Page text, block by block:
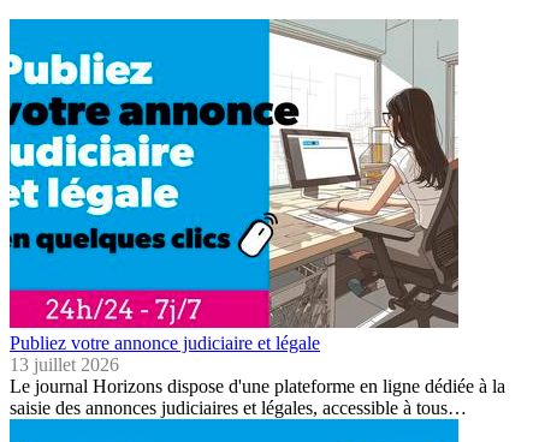
Publiez votre annonce judiciaire et légale
13 juillet 2026
Le journal Horizons dispose d'une plateforme en ligne dédiée à la
saisie des annonces judiciaires et légales, accessible à tous…